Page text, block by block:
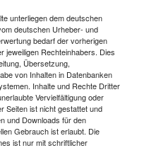
unterliegen dem deutschen
deutschen Urheber- und
bedarf der vorherigen
jeweiligen Rechteinhabers. Dies
Übersetzung,
von Inhalten in Datenbanken
Inhalte und Rechte Dritter
Vervielfältigung oder
Seiten ist nicht gestattet und
und Downloads für den
Gebrauch ist erlaubt. Die
ist nur mit schriftlicher